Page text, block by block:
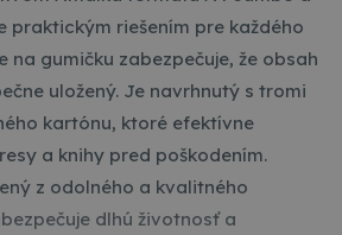
praktickým riešením pre každého
na gumičku zabezpečuje, že obsah
uložený. Je navrhnutý s tromi
kartónu, ktoré efektívne
a knihy pred poškodením.
z odolného a kvalitného
dlhú životnosť a